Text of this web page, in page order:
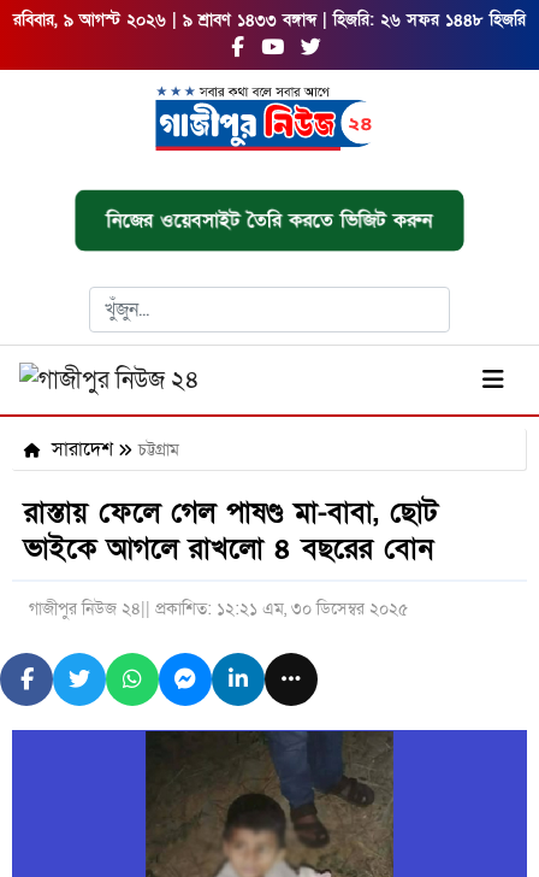
রবিবার, ৯ আগস্ট ২০২৬ | ৯ শ্রাবণ ১৪৩৩ বঙ্গাব্দ | হিজরি: ২৬ সফর ১৪৪৮ হিজরি
নিজের ওয়েবসাইট তৈরি করতে ভিজিট করুন
সারাদেশ চট্টগ্রাম
রাস্তায় ফেলে গেল পাষণ্ড মা-বাবা, ছোট
ভাইকে আগলে রাখলো ৪ বছরের বোন
গাজীপুর নিউজ ২৪ || প্রকাশিত: ১২:২১ এম, ৩০ ডিসেম্বর ২০২৫